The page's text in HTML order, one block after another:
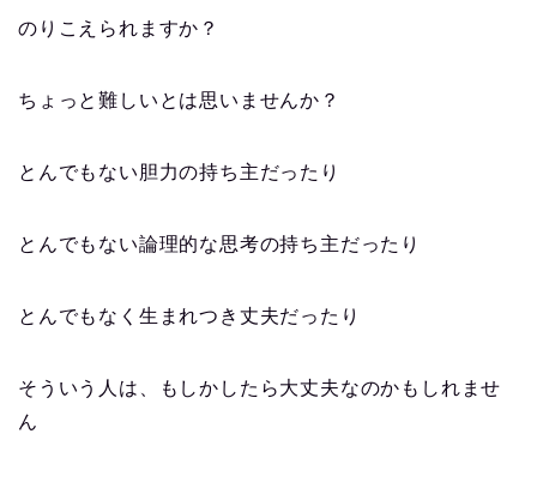
のりこえられますか？
ちょっと難しいとは思いませんか？
とんでもない胆力の持ち主だったり
とんでもない論理的な思考の持ち主だったり
とんでもなく生まれつき丈夫だったり
そういう人は、もしかしたら大丈夫なのかもしれませ
ん